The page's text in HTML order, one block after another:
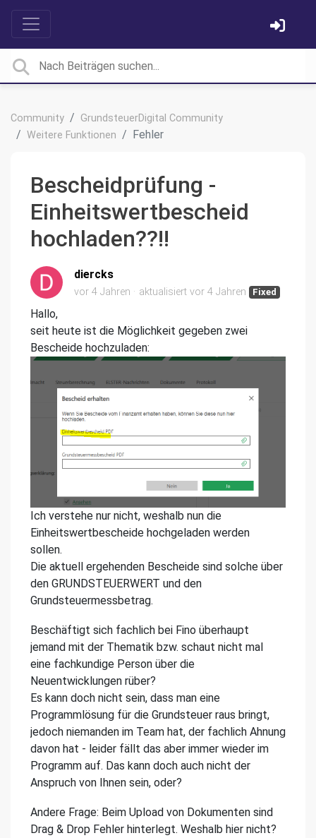
Community
GrundsteuerDigital Community
Weitere Funktionen
Fehler
Bescheidprüfung -
Einheitswertbescheid
hochladen??!!
diercks
vor 4 Jahren aktualisiert vor 4 Jahren Fixed
Hallo,
seit heute ist die Möglichkeit gegeben zwei
Bescheide hochzuladen:
Ich verstehe nur nicht, weshalb nun die
Einheitswertbescheide hochgeladen werden
sollen.
Die aktuell ergehenden Bescheide sind solche über
den GRUNDSTEUERWERT und den
Grundsteuermessbetrag.
Beschäftigt sich fachlich bei Fino überhaupt
jemand mit der Thematik bzw. schaut nicht mal
eine fachkundige Person über die
Neuentwicklungen rüber?
Es kann doch nicht sein, dass man eine
Programmlösung für die Grundsteuer raus bringt,
jedoch niemanden im Team hat, der fachlich Ahnung
davon hat - leider fällt das aber immer wieder im
Programm auf. Das kann doch auch nicht der
Anspruch von Ihnen sein, oder?
Andere Frage: Beim Upload von Dokumenten sind
Drag & Drop Fehler hinterlegt. Weshalb hier nicht?